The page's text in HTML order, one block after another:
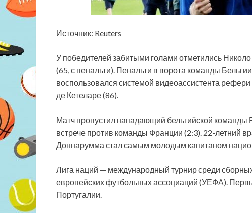
Источник: Reuters
У победителей забитыми голами отметились
(65, с пенальти). Пенальти в ворота команды
воспользовался системой видеоассистента
де Кетеларе (86).
Матч пропустил нападающий бельгийской команды
встрече против команды Франции (2:3). 22-летний
Доннарумма стал самым молодым капитаном
Лига наций — международный турнир среди
европейских футбольных ассоциаций (УЕФА).
Португалии.